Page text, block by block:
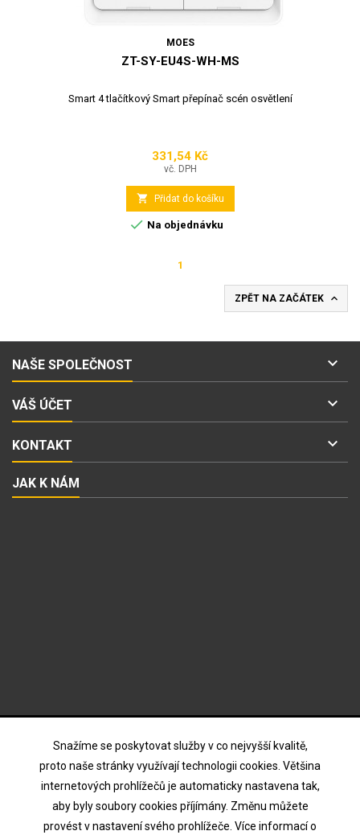
Snažíme se poskytovat služby v co nejvyšší kvalitě,
proto naše stránky využívají technologii cookies. Většina
internetových prohlížečů je automaticky nastavena tak,
aby byly soubory cookies příjímány. Změnu můžete
provést v nastavení svého prohlížeče. Více informací o
MOES
ZT-SY-EU4S-WH-MS
Smart 4 tlačítkový Smart přepínač scén osvětlení
Cena
331,54 Kč
vč. DPH
 Přidat do košíku
 Na objednávku
1
ZPĚT NA ZAČÁTEK 
NAŠE SPOLEČNOST 
VÁŠ ÚČET 
KONTAKT 
JAK K NÁM
Souhlasím s podmínkami a zásadami ochrany osobních
údajů